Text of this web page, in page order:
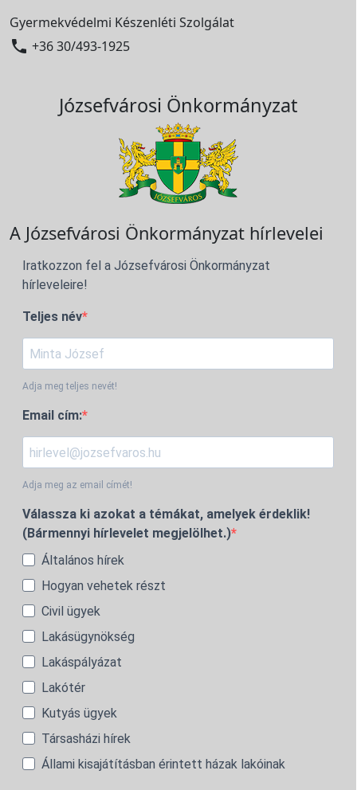
Gyermekvédelmi Készenléti Szolgálat
 +36 30/493-1925
Józsefvárosi Önkormányzat
A Józsefvárosi Önkormányzat hírlevelei
Iratkozzon fel a Józsefvárosi Önkormányzat
hírleveleire!
Teljes név
Adja meg teljes nevét!
Email cím:
Adja meg az email címét!
Válassza ki azokat a témákat, amelyek érdeklik!
(Bármennyi hírlevelet megjelölhet.)
Általános hírek
Hogyan vehetek részt
Civil ügyek
Lakásügynökség
Lakáspályázat
Lakótér
Kutyás ügyek
Társasházi hírek
Állami kisajátításban érintett házak lakóinak